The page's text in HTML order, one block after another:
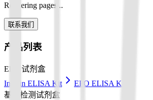
Rendering pages...
联系我们
产品列表
Elisa 试剂盒
Insulin ELISA Kit
EPO ELISA Kit
基因检测试剂盒